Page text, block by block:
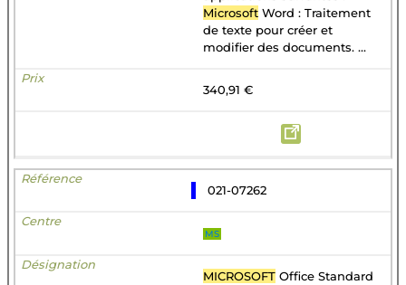
Microsoft Word : Traitement
de texte pour créer et
modifier des documents. ...
340,91 €
021-07262
MS
MICROSOFT Office Standard